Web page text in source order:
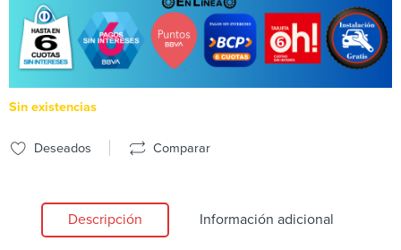
Sin existencias
Deseados Comparar
Descripción Información adicional